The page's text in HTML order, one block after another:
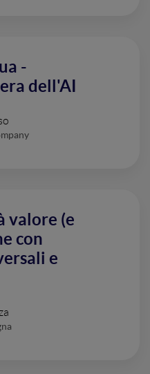
-
dell'AI
valore (e
con
e